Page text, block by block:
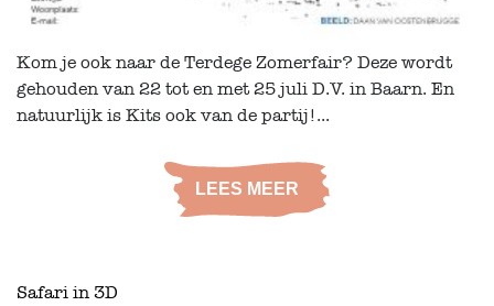
Kom je ook naar de Terdege Zomerfair? Deze wordt
gehouden van 22 tot en met 25 juli D.V. in Baarn. En
natuurlijk is Kits ook van de partij!...
LEES MEER
Safari in 3D